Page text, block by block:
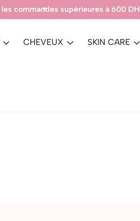
Produits 100% Authentique.
CHEVEUX SKIN CARE